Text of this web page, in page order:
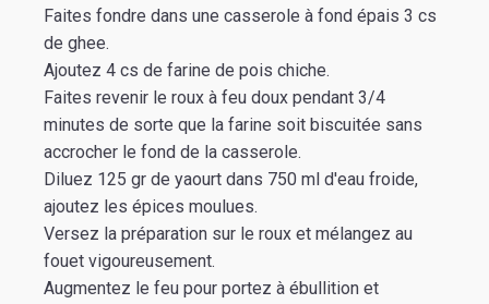
Faites fondre dans une casserole à fond épais 3 cs
de ghee.
Ajoutez 4 cs de farine de pois chiche.
Faites revenir le roux à feu doux pendant 3/4
minutes de sorte que la farine soit biscuitée sans
accrocher le fond de la casserole.
Diluez 125 gr de yaourt dans 750 ml d'eau froide,
ajoutez les épices moulues.
Versez la préparation sur le roux et mélangez au
fouet vigoureusement.
Augmentez le feu pour portez à ébullition et